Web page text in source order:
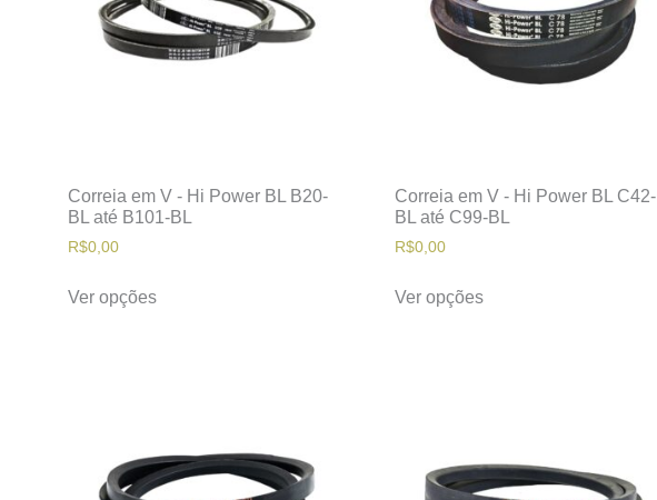
Correia em V - Hi Power BL B20-
BL até B101-BL
R$0,00
Ver opções
Correia em V - Hi Power BL C42-
BL até C99-BL
R$0,00
Ver opções